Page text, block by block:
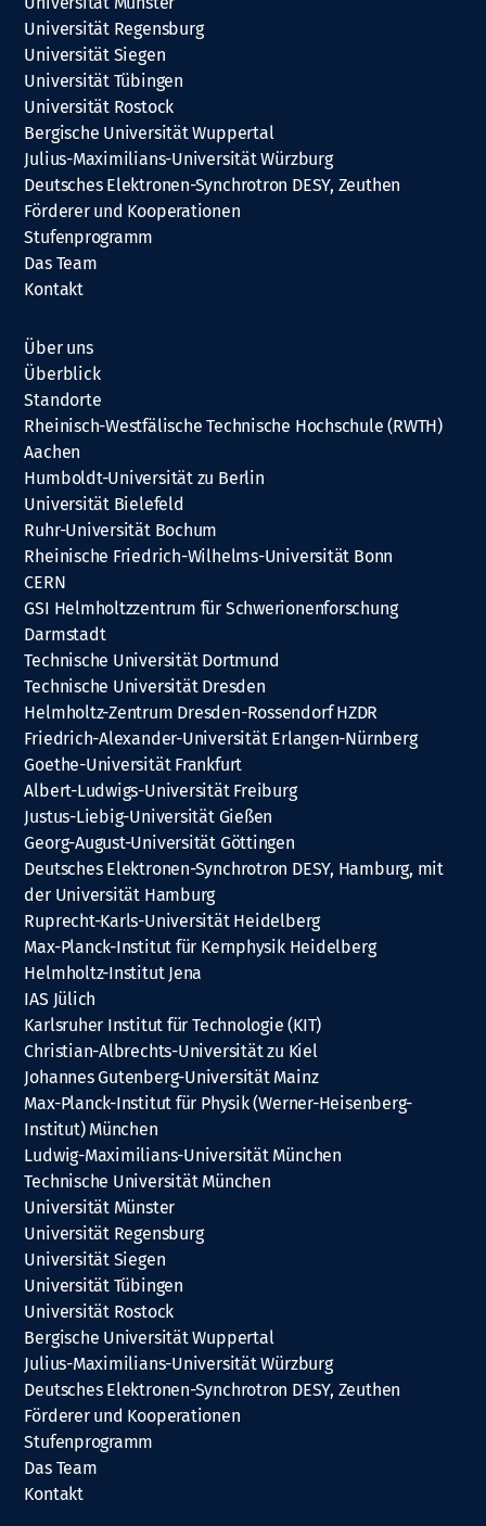
Universität Regensburg
Universität Siegen
Universität Tübingen
Universität Rostock
Bergische Universität Wuppertal
Julius-Maximilians-Universität Würzburg
Deutsches Elektronen-Synchrotron DESY, Zeuthen
Förderer und Kooperationen
Stufenprogramm
Das Team
Kontakt
Über uns
Überblick
Standorte
Rheinisch-Westfälische Technische Hochschule (RWTH)
Aachen
Humboldt-Universität zu Berlin
Universität Bielefeld
Ruhr-Universität Bochum
Rheinische Friedrich-Wilhelms-Universität Bonn
CERN
GSI Helmholtzzentrum für Schwerionenforschung
Darmstadt
Technische Universität Dortmund
Technische Universität Dresden
Helmholtz-Zentrum Dresden-Rossendorf HZDR
Friedrich-Alexander-Universität Erlangen-Nürnberg
Goethe-Universität Frankfurt
Albert-Ludwigs-Universität Freiburg
Justus-Liebig-Universität Gießen
Georg-August-Universität Göttingen
Deutsches Elektronen-Synchrotron DESY, Hamburg, mit
der Universität Hamburg
Ruprecht-Karls-Universität Heidelberg
Max-Planck-Institut für Kernphysik Heidelberg
Helmholtz-Institut Jena
IAS Jülich
Karlsruher Institut für Technologie (KIT)
Christian-Albrechts-Universität zu Kiel
Johannes Gutenberg-Universität Mainz
Max-Planck-Institut für Physik (Werner-Heisenberg-
Institut) München
Ludwig-Maximilians-Universität München
Technische Universität München
Universität Münster
Universität Regensburg
Universität Siegen
Universität Tübingen
Universität Rostock
Bergische Universität Wuppertal
Julius-Maximilians-Universität Würzburg
Deutsches Elektronen-Synchrotron DESY, Zeuthen
Förderer und Kooperationen
Stufenprogramm
Das Team
Kontakt